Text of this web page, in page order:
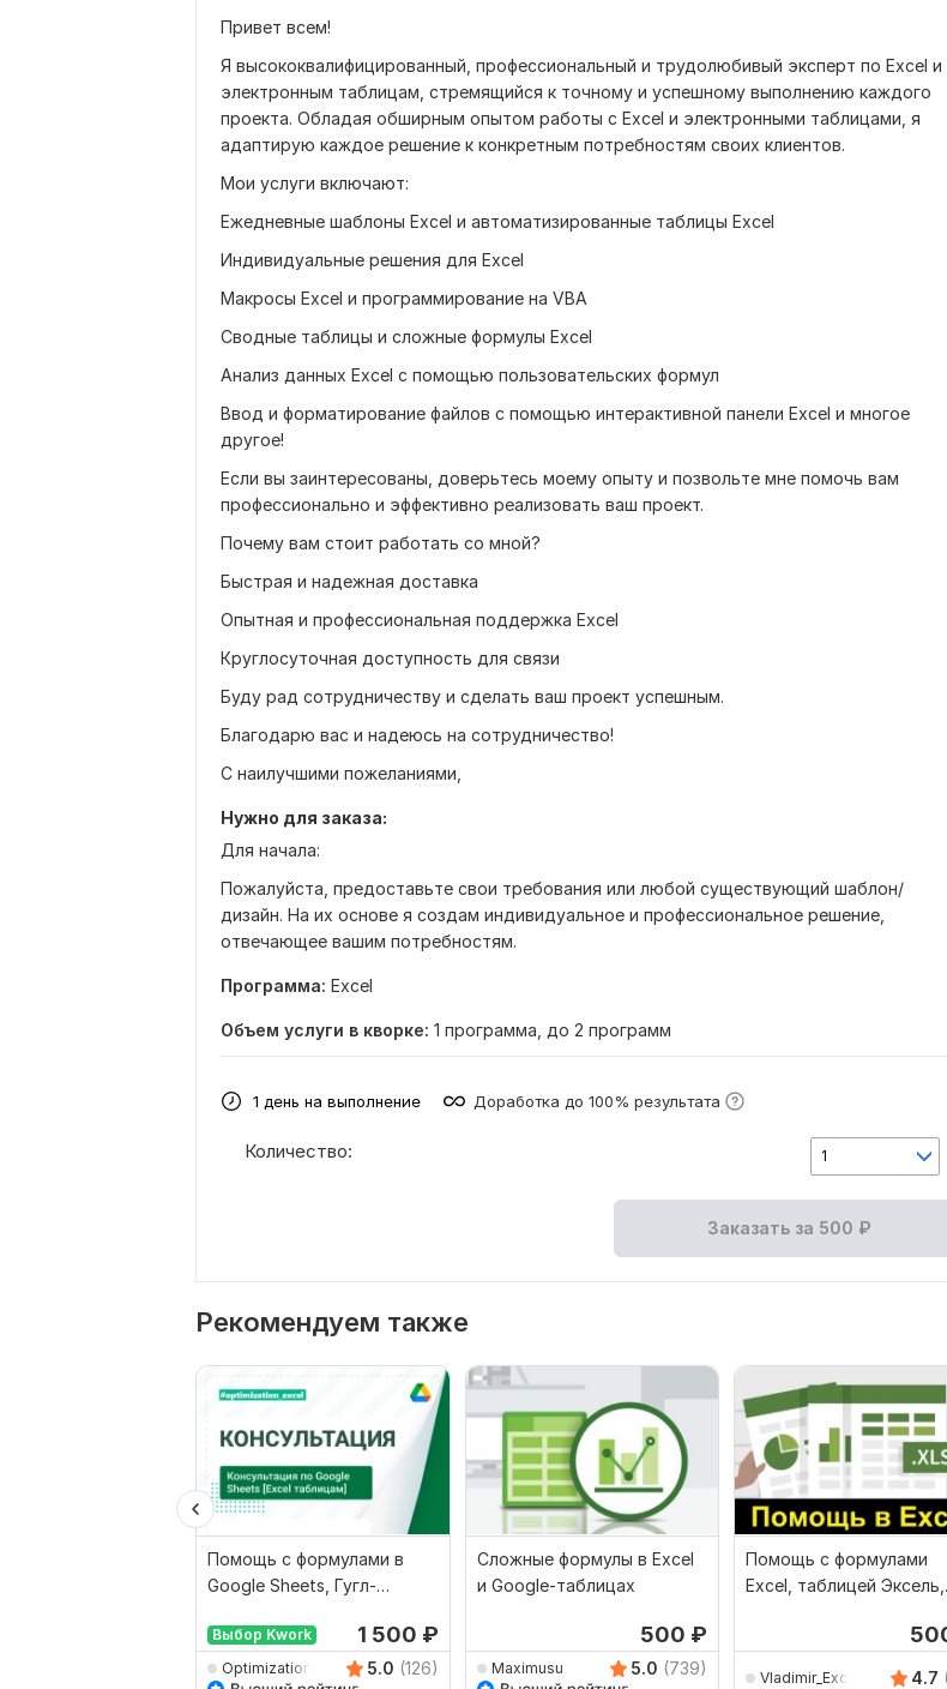
Привет всем!
Я высококвалифицированный, профессиональный и трудолюбивый эксперт по Excel и
электронным таблицам, стремящийся к точному и успешному выполнению каждого
проекта. Обладая обширным опытом работы с Excel и электронными таблицами, я
адаптирую каждое решение к конкретным потребностям своих клиентов.
Мои услуги включают:
Ежедневные шаблоны Excel и автоматизированные таблицы Excel
Индивидуальные решения для Excel
Макросы Excel и программирование на VBA
Сводные таблицы и сложные формулы Excel
Анализ данных Excel с помощью пользовательских формул
Ввод и форматирование файлов с помощью интерактивной панели Excel и многое
другое!
Если вы заинтересованы, доверьтесь моему опыту и позвольте мне помочь вам
профессионально и эффективно реализовать ваш проект.
Почему вам стоит работать со мной?
Быстрая и надежная доставка
Опытная и профессиональная поддержка Excel
Круглосуточная доступность для связи
Буду рад сотрудничеству и сделать ваш проект успешным.
Благодарю вас и надеюсь на сотрудничество!
С наилучшими пожеланиями,
Нужно для заказа:
Для начала:
Пожалуйста, предоставьте свои требования или любой существующий шаблон/
дизайн. На их основе я создам индивидуальное и профессиональное решение,
отвечающее вашим потребностям.
Программа: Excel
Объем услуги в кворке: 1 программа, до 2 программ
1 день на выполнение Доработка до 100% результата
1
Количество:
Заказать за 500 ₽
Рекомендуем также
Помощь с формулами в
Google Sheets, Гугл-
Выбор Kwork 1 500 ₽
Optimization_Excel 5.0 (126)
Сложные формулы в Excel
и Google-таблицах
500 ₽
Maximusu 5.0 (739)
Помощь с формулами
Excel, таблицей Эксель,
Vladimir_Excel 4.7